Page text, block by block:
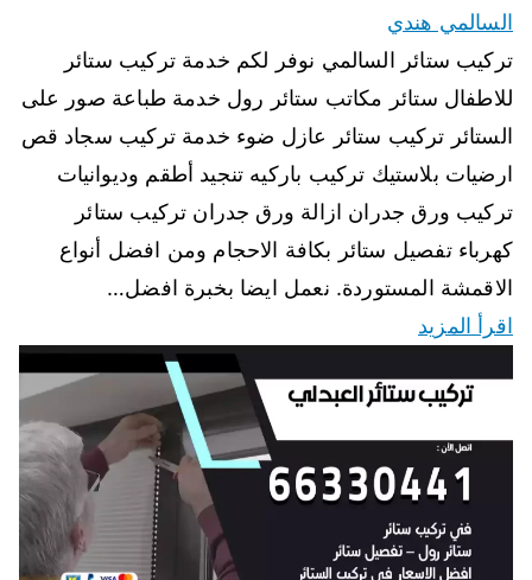
السالمي هندي
تركيب ستائر السالمي نوفر لكم خدمة تركيب ستائر
للاطفال ستائر مكاتب ستائر رول خدمة طباعة صور على
الستائر تركيب ستائر عازل ضوء خدمة تركيب سجاد قص
ارضيات بلاستيك تركيب باركيه تنجيد أطقم وديوانيات
تركيب ورق جدران ازالة ورق جدران تركيب ستائر
كهرباء تفصيل ستائر بكافة الاحجام ومن افضل أنواع
الاقمشة المستوردة. نعمل ايضا بخبرة افضل…
اقرأ المزيد